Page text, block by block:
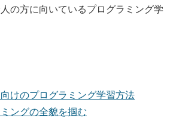
の方に向いているプログラミング学
けのプログラミング学習方法
ングの全貌を掴む